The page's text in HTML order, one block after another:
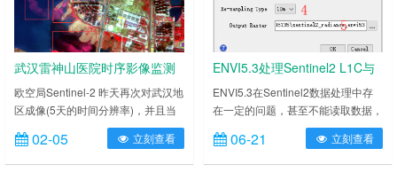
武汉雷神山医院时序影像监测
欧空局Sentinel-2 昨天再次对武汉地
区成像(5天的时间分辨率)，并且当
时无云，所以直接下载进行分析。本
次下载的产品是L2A产品，使用10m
分辨率波段，共分为两部分，第一部
02-05 立刻查看
ENVI5.3处理Sentinel2 L1C与
L2A级别数据
ENVI5.3在Sentinel2数据处理中存
在一定的问题，甚至不能读取数据，
当前最新版本是可以完美读取的，所
以这个插件是解决这个问题，看之前
这个链接。 ENVI5.3下的哨兵2数据
06-21 立刻查看